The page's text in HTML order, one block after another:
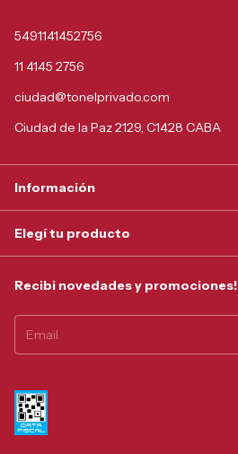
5491141452756
11 4145 2756
ciudad@tonelprivado.com
Ciudad de la Paz 2129, C1428 CABA
Información
Elegí tu producto
Recibi novedades y promociones!